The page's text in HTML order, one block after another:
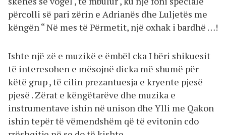
përcolli së pari zërin e Adrianës dhe Luljetës me
këngën “ Në mes të Përmetit, një oxhak i bardhë …!
Ishte një zë e muzikë e ëmbël cka I bëri shikuesit
të interesohen e mësojnë dicka më shumë për
këtë grup , të cilin prezantuesja e kryente pjesë
pjesë . Zërat e këngëtarëve dhe muzika e
instrumentave ishin në unison dhe Ylli me Qakon
ishin tepër të vëmendshëm që të evitonin cdo